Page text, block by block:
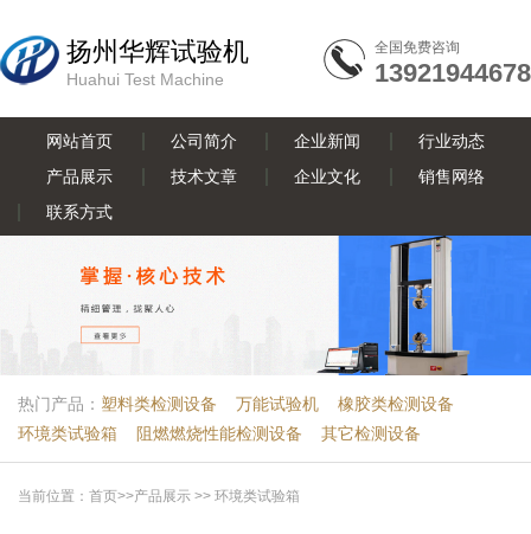
扬州华辉试验机
Huahui Test Machine
全国免费咨询
13921944678
网站首页 公司简介 企业新闻
行业动态
产品展示
技术文章 企业文化
销售网络
联系方式
热门产品： 塑料类检测设备 万能试验机
橡胶类检测设备
环境类试验箱
阻燃燃烧性能检测设备 其它检测设备
当前位置： 首页>>产品展示 >> 环境类试验箱